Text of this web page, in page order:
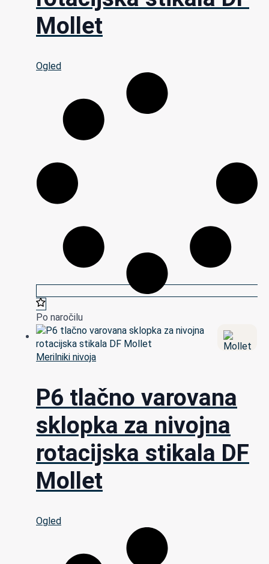
Mollet
Ogled
Po naročilu
Merilniki nivoja
P6 tlačno varovana
sklopka za nivojna
rotacijska stikala DF
Mollet
Ogled